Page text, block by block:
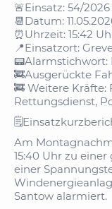
🚨Einsatz: 54/2026
📆Datum:
⏰Uhrzeit: 15:42
📍Einsatzort:
📟Alarmstichwort:
🚒Ausgerückte
🚒 Weitere Kräfte:
Rettungsdienst,
Am
15:40 Uhr zu
einer
Santow alarmiert.